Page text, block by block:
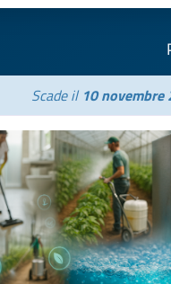
Scade il 10 novembre